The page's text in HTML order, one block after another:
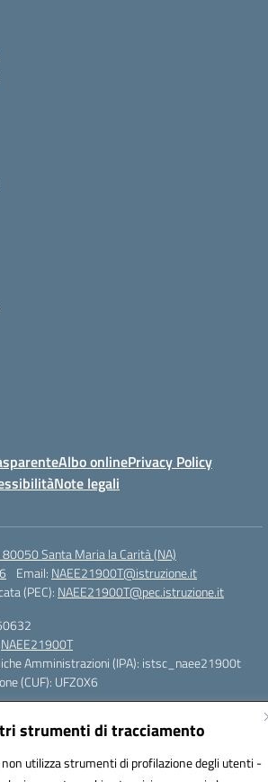
strumenti di tracciamento
utilizza strumenti di profilazione degli utenti -
Albo onlinePrivacy Policy
Note legali
Santa Maria la Carità (NA)
Email: NAEE21900T@istruzione.it
(PEC): NAEE21900T@pec.istruzione.it
NAEE21900T
Amministrazioni (IPA): istsc_naee21900t
(CUF): UFZ0X6
& Design by Designers Italia